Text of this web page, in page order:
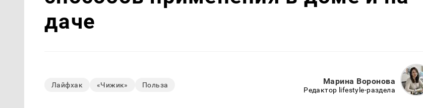
даче
Лайфхак «Чижик» Польза Марина Воронова
Редактор lifestyle-раздела